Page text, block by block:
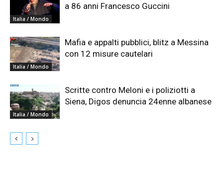
Italia / Mondo
a 86 anni Francesco Guccini
Italia / Mondo
Mafia e appalti pubblici, blitz a Messina
con 12 misure cautelari
Italia / Mondo
Scritte contro Meloni e i poliziotti a
Siena, Digos denuncia 24enne albanese